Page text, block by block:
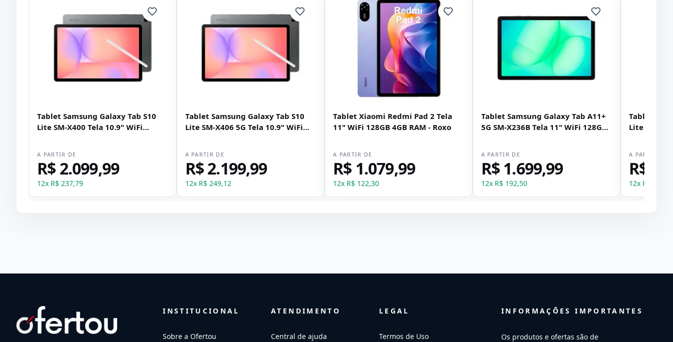
Tablet Samsung Galaxy Tab S10
Lite SM-X400 Tela 10.9" WiFi
A PARTIR DE
R$ 2.099,99
12x R$ 237,79
Tablet Samsung Galaxy Tab S10
Lite SM-X406 5G Tela 10.9" WiFi
A PARTIR DE
R$ 2.199,99
12x R$ 249,12
Tablet Xiaomi Redmi Pad 2 Tela
11" WiFi 128GB 4GB RAM - Roxo
A PARTIR DE
R$ 1.079,99
12x R$ 122,30
Tablet Samsung Galaxy Tab A11+
5G SM-X236B Tela 11" WiFi 128GB
A PARTIR DE
R$ 1.699,99
12x R$ 192,50
Tablet
Lite SM-
A PARTIR DE
R$
12x R$
INSTITUCIONAL
Sobre a Ofertou
ATENDIMENTO
Central de ajuda
LEGAL
Termos de Uso
INFORMAÇÕES IMPORTANTES
Os produtos e ofertas são de